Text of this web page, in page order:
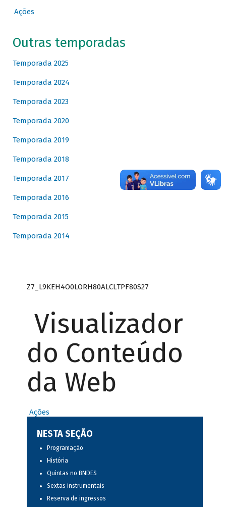
Ações
Outras temporadas
Temporada 2025
Temporada 2024
Temporada 2023
Temporada 2020
Temporada 2019
Temporada 2018
Temporada 2017
Temporada 2016
Temporada 2015
Temporada 2014
Z7_L9KEH4O0LORH80ALCLTPF80S27
Visualizador
do Conteúdo
da Web
Ações
NESTA SEÇÃO
Programação
História
Quintas no BNDES
Sextas instrumentais
Reserva de ingressos